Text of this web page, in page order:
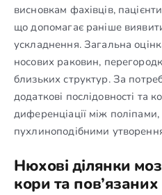
висновкам фахівців,
що допомагає раніше
ускладнення. Загальна
носових раковин,
близьких структур. За
додаткові послідовності та
диференціації між
пухлиноподібними
Нюхові ділянки
кори та